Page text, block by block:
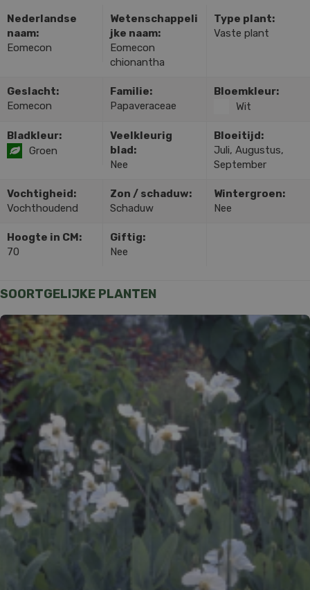
Nederlandse
naam:
Eomecon
Wetenschappeli
jke naam:
Eomecon
chionantha
Type plant:
Vaste plant
Geslacht:
Eomecon
Familie:
Papaveraceae
Bloemkleur:
Wit
Bladkleur:
Groen
Veelkleurig
blad:
Nee
Bloeitijd:
Juli, Augustus,
September
Vochtigheid:
Vochthoudend
Zon / schaduw:
Schaduw
Wintergroen:
Nee
Hoogte in CM:
70
Giftig:
Nee
SOORTGELIJKE PLANTEN